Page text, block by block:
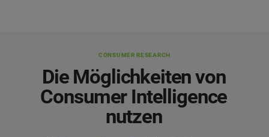
CONSUMER RESEARCH
Die Möglichkeiten von
Consumer Intelligence
nutzen